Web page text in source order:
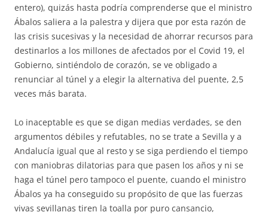
entero), quizás hasta podría comprenderse que el ministro
Ábalos saliera a la palestra y dijera que por esta razón de
las crisis sucesivas y la necesidad de ahorrar recursos para
destinarlos a los millones de afectados por el Covid 19, el
Gobierno, sintiéndolo de corazón, se ve obligado a
renunciar al túnel y a elegir la alternativa del puente, 2,5
veces más barata.
Lo inaceptable es que se digan medias verdades, se den
argumentos débiles y refutables, no se trate a Sevilla y a
Andalucía igual que al resto y se siga perdiendo el tiempo
con maniobras dilatorias para que pasen los años y ni se
haga el túnel pero tampoco el puente, cuando el ministro
Ábalos ya ha conseguido su propósito de que las fuerzas
vivas sevillanas tiren la toalla por puro cansancio,